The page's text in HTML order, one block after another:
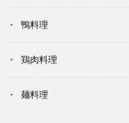
鴨料理
鶏肉料理
麺料理